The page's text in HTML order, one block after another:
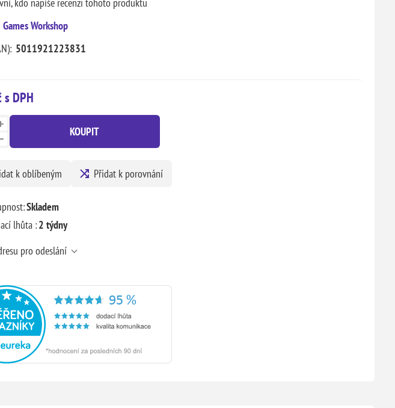
Games Workshop
5011921223831
DPH
KOUPIT
k oblíbeným Přidat k porovnání
Skladem
lhůta :2 týdny
pro odeslání